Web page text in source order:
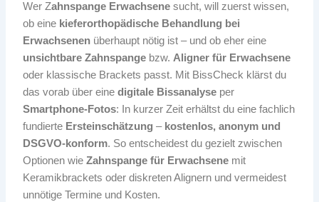
Wer Zahnspange Erwachsene sucht, will zuerst wissen,
ob eine kieferorthopädische Behandlung bei
Erwachsenen überhaupt nötig ist – und ob eher eine
unsichtbare Zahnspange bzw.Aligner für Erwachsene
oder klassische Brackets passt. Mit BissCheck klärst du
das vorab über einedigitale Bissanalyse per
Smartphone-Fotos: In kurzer Zeit erhältst du eine fachlich
fundierte Ersteinschätzung – kostenlos, anonym und
DSGVO-konform. So entscheidest du gezielt zwischen
Optionen wieZahnspange für Erwachsene mit
Keramikbrackets oder diskreten Alignern und vermeidest
unnötige Termine und Kosten.